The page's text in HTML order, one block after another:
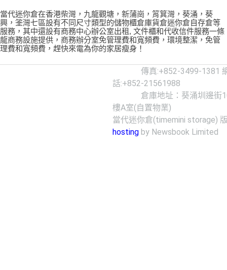
當代迷你倉在香港柴灣，九龍觀塘，新蒲崗，筲箕灣，葵涌，葵
興，筌灣七區設有不同尺寸類型的儲物櫃倉庫貨倉迷你倉自存倉等
服務，其中還設有商務中心辦公室出租, 文件櫃和代收信件服務一條
龍商務設施提供，商務辦分室免管理費和寬頻費，環境整潔，免管
理費和寬頻費，趕快來電為你的家居瘦身！
傳真:+852-3499-1381
話:+852-21561988
倉庫地址：葵涌圳邊街
樓A室(自置物業)
當代迷你倉(timemini storage)
hosting by Newsbook Limited